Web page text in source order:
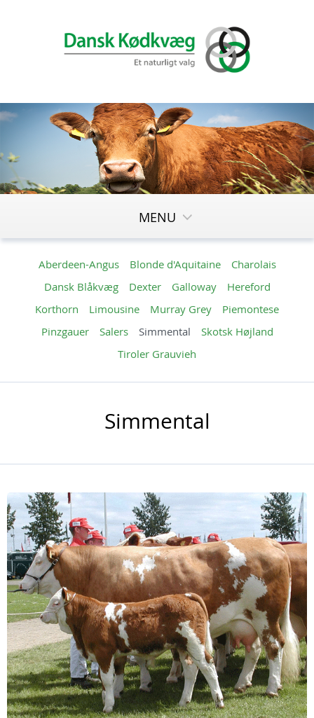
MENU
Aberdeen-Angus Blonde d'Aquitaine
Charolais
Dansk Blåkvæg
Dexter Galloway
Hereford
Korthorn
Limousine Murray Grey
Piemontese
Pinzgauer
Salers Simmental
Skotsk Højland
Tiroler Grauvieh
Simmental